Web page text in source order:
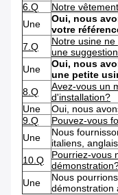
6.Q
Notre
Une
Oui, nous
votre
7.Q
Notre usine
une
Une
Oui, nous
une petite
8.Q
Avez-vous un
d'installation?
Une
Oui, nous
9.Q
Pouvez-vous
Une
Nous
italiens,
10.Q
Pourriez-vous
Une
Nous
démonstration